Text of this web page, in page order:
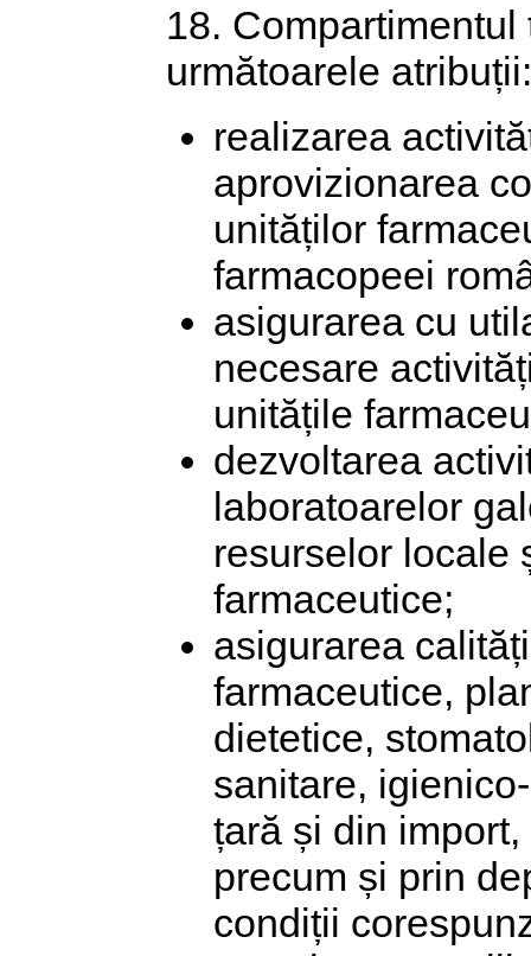
18.
următoarele atribuții:
realizarea
aprovizionarea
unităților
farmacopeei
asigurarea cu
necesare
unitățile
dezvoltarea
laboratoarelor
resurselor locale
farmaceutice;
asigurarea
farmaceutice,
dietetice,
sanitare,
țară și din
precum și prin
condiții